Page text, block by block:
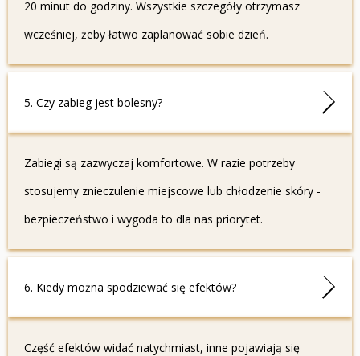
20 minut do godziny. Wszystkie szczegóły otrzymasz
wcześniej, żeby łatwo zaplanować sobie dzień.
5. Czy zabieg jest bolesny?
Zabiegi są zazwyczaj komfortowe. W razie potrzeby
stosujemy znieczulenie miejscowe lub chłodzenie skóry -
bezpieczeństwo i wygoda to dla nas priorytet.
6. Kiedy można spodziewać się efektów?
Część efektów widać natychmiast, inne pojawiają się